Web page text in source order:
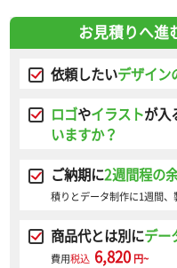
お見積りへ進
依頼したいデザイン
ロゴやイラストが入
いますか？
ご納期に2週間程の
積りとデータ制作に1週間、
商品代とは別にデー
費用税込 6,820 円~